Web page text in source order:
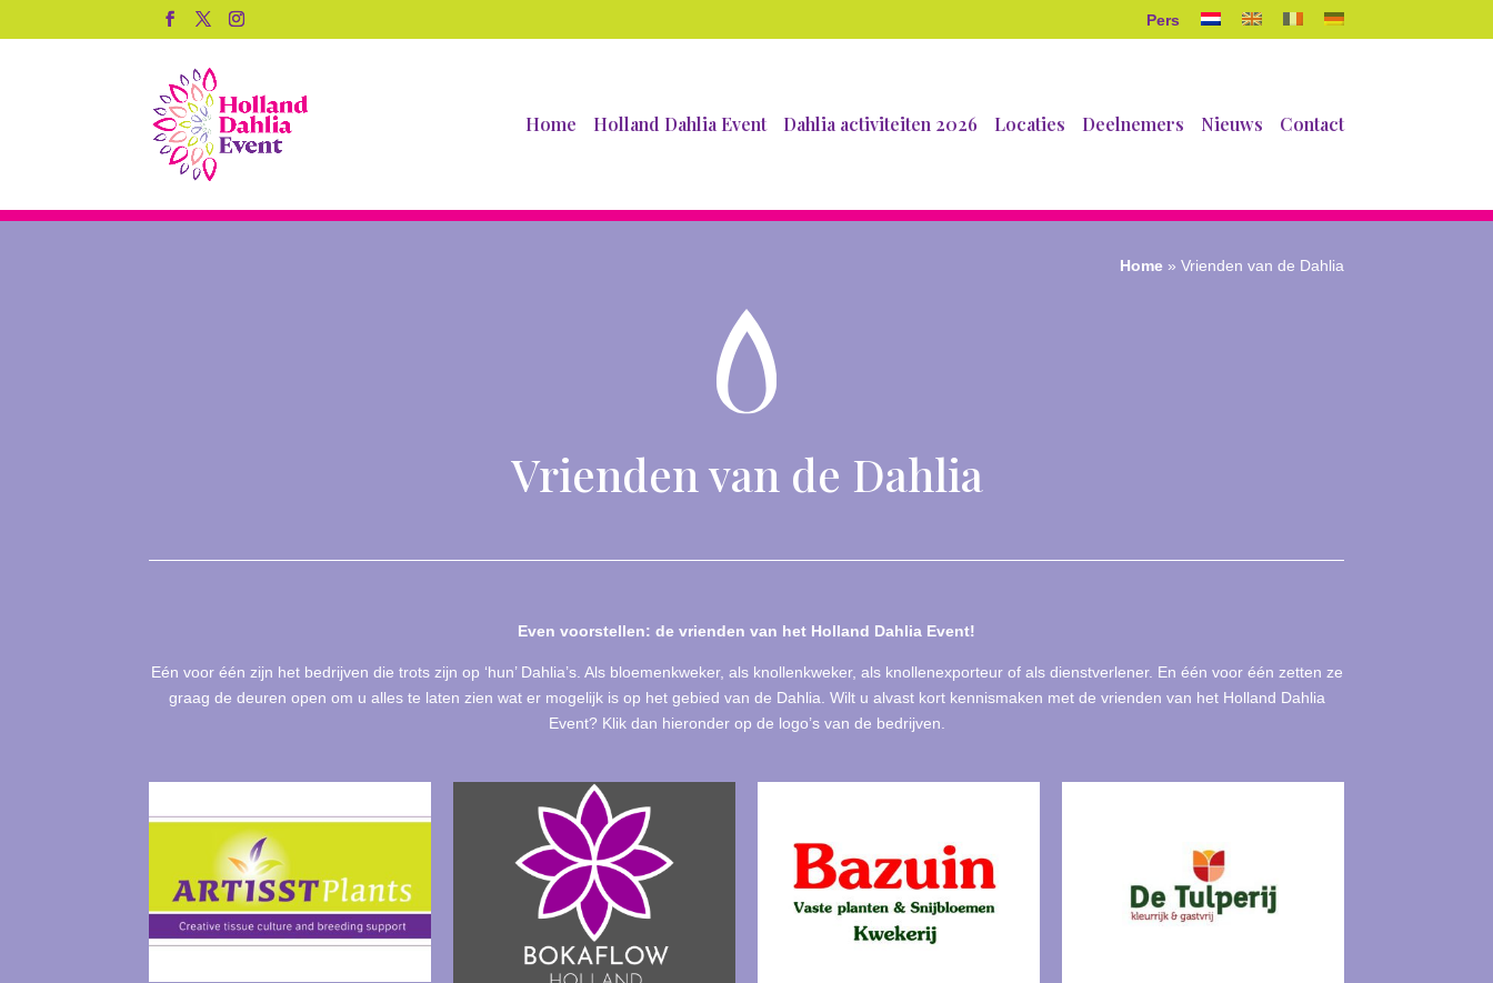
Pers
Home Holland Dahlia Event Dahlia activiteiten 2026 Locaties Deelnemers Nieuws Contact
Home» Vrienden van de Dahlia
Vrienden van de Dahlia
Even voorstellen: de vrienden van het Holland Dahlia Event!
Eén voor één zijn het bedrijven die trots zijn op ‘hun’ Dahlia’s. Als bloemenkweker, als knollenkweker, als knollenexporteur of als dienstverlener. En één voor één zetten ze
graag de deuren open om u alles te laten zien wat er mogelijk is op het gebied van de Dahlia. Wilt u alvast kort kennismaken met de vrienden van het Holland Dahlia
Event? Klik dan hieronder op de logo’s van de bedrijven.